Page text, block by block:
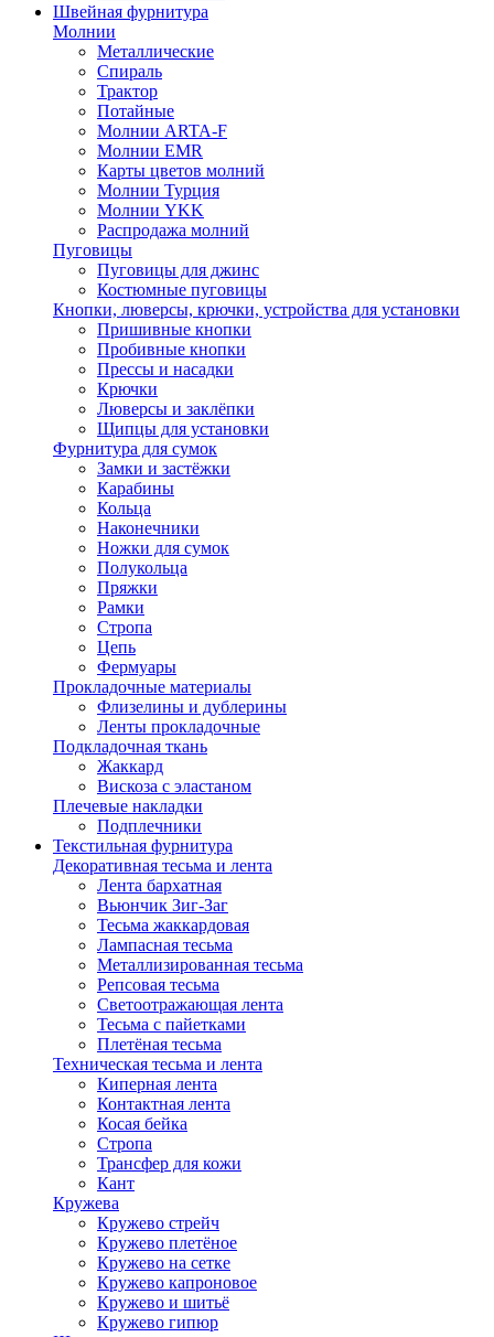
Швейная фурнитура
Молнии
Металлические
Спираль
Трактор
Потайные
Молнии ARTA-F
Молнии EMR
Карты цветов молний
Молнии Турция
Молнии YKK
Распродажа молний
Пуговицы
Пуговицы для джинс
Костюмные пуговицы
Кнопки, люверсы, крючки, устройства для установки
Пришивные кнопки
Пробивные кнопки
Прессы и насадки
Крючки
Люверсы и заклёпки
Щипцы для установки
Фурнитура для сумок
Замки и застёжки
Карабины
Кольца
Наконечники
Ножки для сумок
Полукольца
Пряжки
Рамки
Стропа
Цепь
Фермуары
Прокладочные материалы
Флизелины и дублерины
Ленты прокладочные
Подкладочная ткань
Жаккард
Вискоза с эластаном
Плечевые накладки
Подплечники
Текстильная фурнитура
Декоративная тесьма и лента
Лента бархатная
Вьюнчик Зиг-Заг
Тесьма жаккардовая
Лампасная тесьма
Металлизированная тесьма
Репсовая тесьма
Светоотражающая лента
Тесьма с пайетками
Плетёная тесьма
Техническая тесьма и лента
Киперная лента
Контактная лента
Косая бейка
Стропа
Трансфер для кожи
Кант
Кружева
Кружево стрейч
Кружево плетёное
Кружево на сетке
Кружево капроновое
Кружево и шитьё
Кружево гипюр